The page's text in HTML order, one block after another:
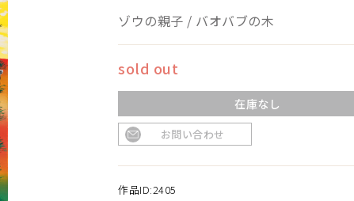
ゾウの親子 / バオバブの木
sold out
在庫なし
お問い合わせ
作品ID:2405